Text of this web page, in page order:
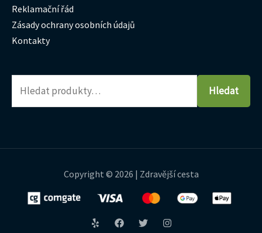
Reklamační řád
Zásady ochrany osobních údajů
Kontakty
Hledat
Copyright © 2026 | Zdravější cesta